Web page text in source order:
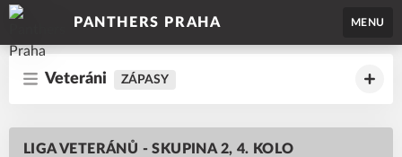
PANTHERS PRAHA MENU
Veteráni ZÁPASY
LIGA VETERÁNŮ - SKUPINA 2, 4. KOLO